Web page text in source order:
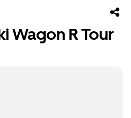
Wagon R Tour